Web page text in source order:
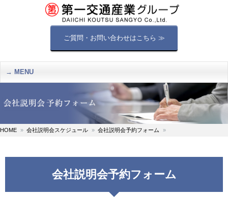
ご質問・お問い合わせはこちら ≫
MENU
HOME 会社説明会スケジュール 会社説明会予約フォーム
会社説明会予約フォーム